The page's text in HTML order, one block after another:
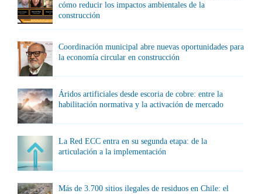
cómo reducir los impactos ambientales de la
construcción
Coordinación municipal abre nuevas oportunidades para
la economía circular en construcción
Áridos artificiales desde escoria de cobre: entre la
habilitación normativa y la activación de mercado
La Red ECC entra en su segunda etapa: de la
articulación a la implementación
Más de 3.700 sitios ilegales de residuos en Chile: el